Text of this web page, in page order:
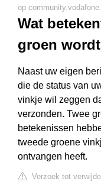
op
Wat
groen
Naast uw eigen
die de status van
vinkje wil zeggen
verzonden. Twee
betekenissen
tweede groene
ontvangen heeft.
Verzoek tot